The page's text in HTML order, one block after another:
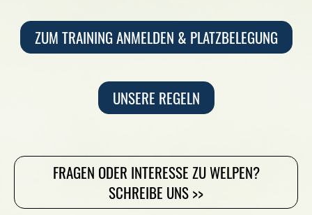
ZUM TRAINING ANMELDEN & PLATZBELEGUNG
UNSERE REGELN
FRAGEN ODER INTERESSE ZU WELPEN?
SCHREIBE UNS >>